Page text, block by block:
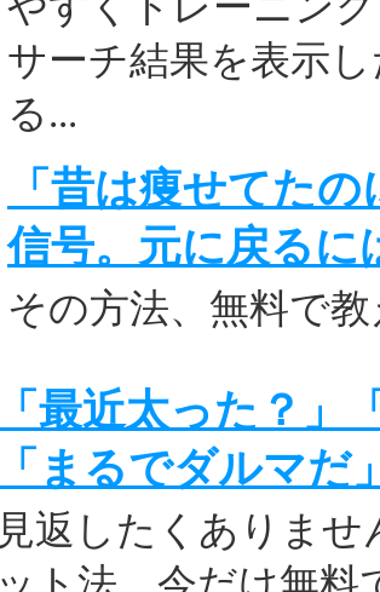
サーチ結果を表示
る...
「昔は痩せてた
信号。元に戻るに
その方法、無料で
「最近太った？
「まるでダルマだ
見返したくありま